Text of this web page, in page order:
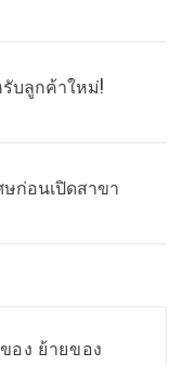
หรับลูกค้าใหม่!
ศษก่อนเปิดสาขา
อง ย้ายของ